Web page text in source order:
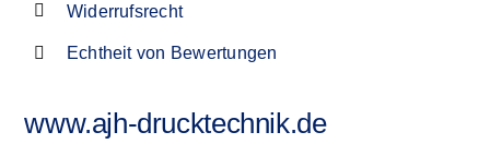
Widerrufsrecht
Echtheit von Bewertungen
www.ajh-drucktechnik.de